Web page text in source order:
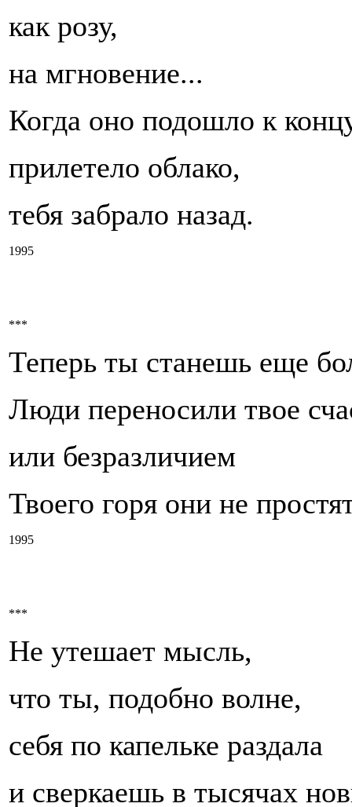
как розу,
на мгновение...
Когда оно подошло к
прилетело облако,
тебя забрало назад.
1995
***
Теперь ты станешь еще
Люди переносили твое
или безразличием
Твоего горя они не
1995
***
Не утешает мысль,
что ты, подобно волне,
себя по капельке раздала
и сверкаешь в тысячах